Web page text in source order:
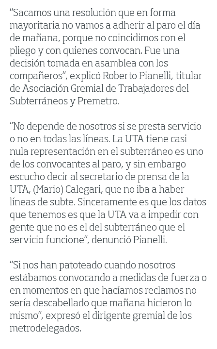
“Sacamos una resolución que en forma
mayoritaria no vamos a adherir al paro el día
de mañana, porque no coincidimos con el
pliego y con quienes convocan. Fue una
decisión tomada en asamblea con los
compañeros”, explicó Roberto Pianelli, titular
de Asociación Gremial de Trabajadores del
Subterráneos y Premetro.
“No depende de nosotros si se presta servicio
o no en todas las líneas. La UTA tiene casi
nula representación en el subterráneo es uno
de los convocantes al paro, y sin embargo
escucho decir al secretario de prensa de la
UTA, (Mario) Calegari, que no iba a haber
líneas de subte. Sinceramente es que los datos
que tenemos es que la UTA va a impedir con
gente que no es el del subterráneo que el
servicio funcione”, denunció Pianelli.
“Si nos han patoteado cuando nosotros
estábamos convocando a medidas de fuerza o
en momentos en que hacíamos reclamos no
sería descabellado que mañana hicieron lo
mismo”, expresó el dirigente gremial de los
metrodelegados.